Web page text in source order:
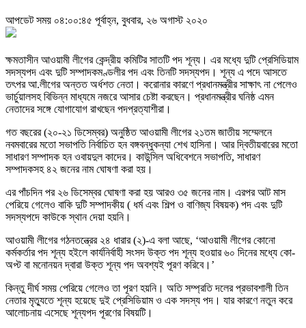
আপডেট সময় ০৪:০০:৪৫ পূর্বাহ্ন, বুধবার, ২৬ অগাস্ট ২০২০
ক্ষমতাসীন আওয়ামী লীগের কেন্দ্রীয় কমিটির সাতটি পদ শূন্য। এর মধ্যে দুটি প্রেসিডিয়াম
সদস্যপদ এবং দুটি সম্পাদকমণ্ডলীর পদ এবং তিনটি সদস্যপদ। শূন্য এ পদে আসতে
তৎপর আ.লীগের অন্তত অর্ধশত নেতা। করোনার কারণে প্রধানমন্ত্রীর সাক্ষাৎ না পেলেও
ভার্চুয়ালসহ বিভিন্ন মাধ্যমে নজরে আসার চেষ্টা করছেন। প্রধানমন্ত্রীর ঘনিষ্ঠ এমন
নেতাদের সঙ্গে যোগাযোগ রাখছেন পদপ্রত্যাশীরা।
গত বছরের (২০-২১ ডিসেম্বর) অনুষ্ঠিত আওয়ামী লীগের ২১তম জাতীয় সম্মেলনে
নবমবারের মতো সভাপতি নির্বাচিত হন বঙ্গবন্ধুকন্যা শেখ হাসিনা। আর দ্বিতীয়বারের মতো
সাধারণ সম্পাদক হন ওবায়দুল কাদের। কাউন্সিল অধিবেশনে সভাপতি, সাধারণ
সম্পাদকসহ ৪২ জনের নাম ঘোষণা করা হয়।
এর পাঁচদিন পর ২৬ ডিসেম্বর ঘোষণা করা হয় আরও ৩৫ জনের নাম। এরপর আট মাস
পেরিয়ে গেলেও বাকি দুটি সম্পাদকীয় ( ধর্ম এবং শিল্প ও বাণিজ্য বিষয়ক) পদ এবং দুটি
সদস্যপদে কাউকে স্থান দেয়া হয়নি।
আওয়ামী লীগের গঠনতন্ত্রের ২৪ ধারার (২)-এ বলা আছে, ‘আওয়ামী লীগের কোনো
কর্মকর্তার পদ শূন্য হইলে কার্যনির্বাহী সংসদ উক্ত পদ শূন্য হওয়ার ৬০ দিনের মধ্যে কো-
অপ্ট বা মনোনয়ন দ্বারা উক্ত শূন্য পদ অবশ্যই পূরণ করিবে।’
কিন্তু দীর্ঘ সময় পেরিয়ে গেলেও তা পূরণ হয়নি। অতি সম্প্রতি দলের প্রভাবশালী তিন
নেতার মৃত্যুতে শূন্য হয়েছে দুই প্রেসিডিয়াম ও এক সদস্য পদ। যার কারণে নতুন করে
আলোচনায় এসেছে শূন্যপদ পূরণের বিষয়টি।